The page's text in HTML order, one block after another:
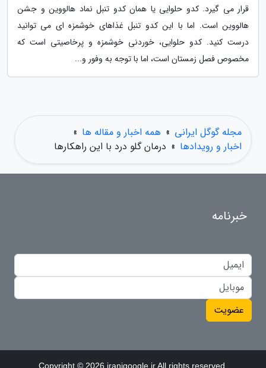
قرار می گیرد. کدو حلوایی یا همان کدو تنبل نماد هالووین و جشن
هالووین است. اما با این کدو تنبل غذاهای خوشمزه ای می توانید
درست کنید. کدو حلوایی، خوردنی خوشمزه و پرخاصیتی است که
مخصوص فصل زمستان است، اما با توجه به وفور و...
مجله گوگل ایرانی » همه اخبار و مقاله ها »
اخبار و رویدادها » درمان گلو درد با این راهکارها
خبرنامه
عضویت
Copyright © 2026 iranigoogle.ir All rights reserved.